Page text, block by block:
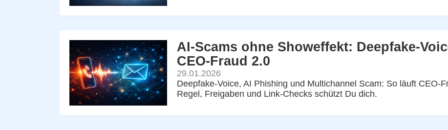
AI-Scams ohne Showeffekt: Deepfake-
CEO-Fraud 2.0
29.01.2026
Deepfake-Voice, AI Phishing und Multichannel Scam: So läuft CEO-
Regel, Freigaben und Link-Checks schützt Du dich.